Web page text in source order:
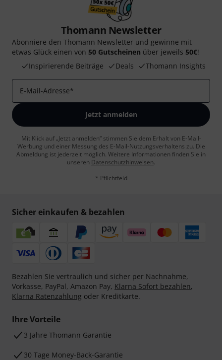
Thomann Newsletter
Abonniere den Thomann Newsletter und gewinne mit
etwas Glück einen von 50 Gutscheinen über jeweils 50€!
Inspirierende Beiträge
Deals Thomann Insights
E-Mail-Adresse*
Jetzt anmelden
Mit Klick auf „Jetzt anmelden“ stimmen Sie dem Erhalt von E-Mail-
Werbung und einer Messung des E-Mail-Nutzungsverhaltens zu. Die
Abmeldung ist jederzeit möglich. Weitere Informationen finden Sie in
unseren Datenschutzhinweisen.
* Pflichtfeld
Sicher einkaufen & bezahlen
Bezahlen Sie vertraulich und sicher per Nachnahme,
Vorkasse, PayPal, Amazon Pay, Klarna Sofort bezahlen,
Klarna Ratenzahlung oder Kreditkarte.
Ihre Vorteile
3 Jahre Thomann Garantie
30 Tage Money-Back-Garantie